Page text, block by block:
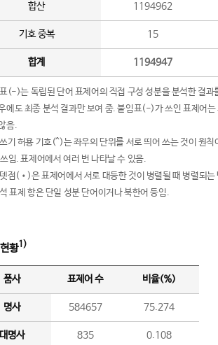
합산 1194962
기호 중복 15
합계 1194947
(-)는 독립된 단어 표제어의 직접 구성 성분을 분석한 결과
에도 최종 분석 결과만 보여 줌. 붙임표(-)가 쓰인 표제어
음.
기 허용 기호(^)는 좌우의 단위를 서로 띄어 쓰는 것이 원
임. 표제어에서 여러 번 나타날 수 있음.
점(•)은 표제어에서 서로 대등한 것이 병렬될 때 병렬되는
표제 항은 단일 성분 단어이거나 북한어 등임.
황1)
품사 표제어 수 비율(%)
명사 584657 75.274
명사 835 0.108